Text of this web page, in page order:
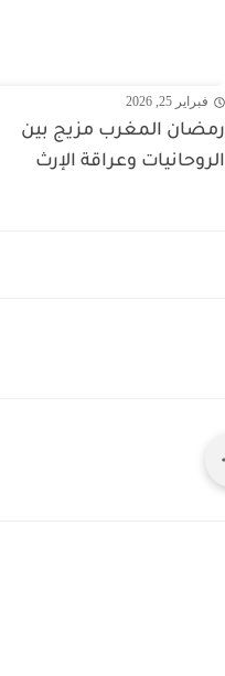
فبراير 25, 2026
رمضان المغرب مزيج بين
الروحانيات وعراقة الإرث